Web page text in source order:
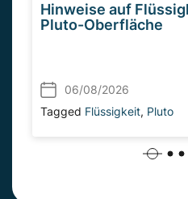
Hinweise auf
Pluto-Oberfläche
06/08/2026
Tagged Flüssigkeit, Pluto